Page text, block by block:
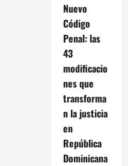
Nuevo
Código
Penal: las
43
modificacio
nes que
transforma
n la justicia
en
República
Dominicana